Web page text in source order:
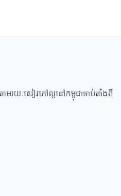
ាមរយៈសៀវភៅល្អនៅកម្ពុជាចាប់តាំងពី